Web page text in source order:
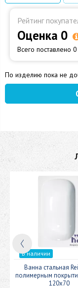
Рейтинг
Оценка 0
Всего поставлено
По изделию пока не
В наличии
Ванна стальная
полимерным
120x70